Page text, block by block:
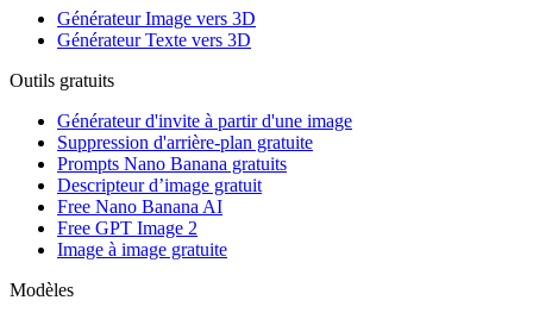
Générateur Image vers 3D
Générateur Texte vers 3D
Outils gratuits
Générateur d'invite à partir d'une image
Suppression d'arrière-plan gratuite
Prompts Nano Banana gratuits
Descripteur d’image gratuit
Free Nano Banana AI
Free GPT Image 2
Image à image gratuite
Modèles